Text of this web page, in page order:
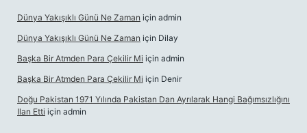
Dünya Yakışıklı Günü Ne Zaman için admin
Dünya Yakışıklı Günü Ne Zaman için Dilay
Başka Bir Atmden Para Çekilir Mi için admin
Başka Bir Atmden Para Çekilir Mi için Denir
Doğu Pakistan 1971 Yılında Pakistan Dan Ayrılarak Hangi Bağımsızlığını
Ilan Etti için admin